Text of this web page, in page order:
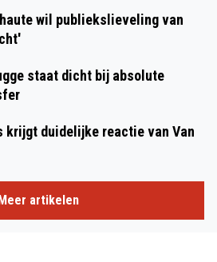
wil publiekslieveling van
staat dicht bij absolute
krijgt duidelijke reactie van Van
artikelen